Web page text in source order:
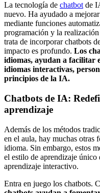
La tecnología de chatbot de
nuevo. Ha ayudado a
mediante funciones
programación y la realización
trata de incorporar chatbots
impacto es profundo. Los
idiomas, ayudan a facilitar
idiomas interactivas,
principios de la IA.
Chatbots de IA:
aprendizaje
Además de los métodos
en el aula, hay muchas otras
idioma. Sin embargo, estos
el estilo de aprendizaje
aprendizaje interactivo.
Entra en juego los chatbots.